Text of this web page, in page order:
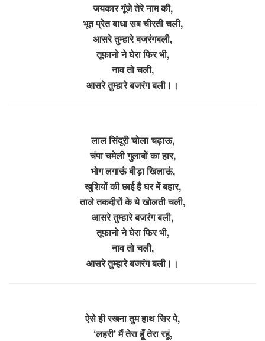
जयकार गूंजे तेरे नाम की,
भूत प्रेत बाधा सब चीरती चली,
आसरे तुम्हारे बजरंगबली,
तूफानो ने घेरा फिर भी,
नाव तो चली,
आसरे तुम्हारे बजरंग बली।।
लाल सिंदूरी चोला चढ़ाऊ,
चंपा चमेली गुलाबों का हार,
भोग लगाऊं बीड़ा खिलाऊं,
खुशियों की छाई है घर में बहार,
ताले तकदीरों के ये खोलती चली,
आसरे तुम्हारे बजरंग बली,
तूफानो ने घेरा फिर भी,
नाव तो चली,
आसरे तुम्हारे बजरंग बली।।
ऐसे ही रखना तुम हाथ सिर पे,
‘लहरी’ मैं तेरा हूँ तेरा रहूं,